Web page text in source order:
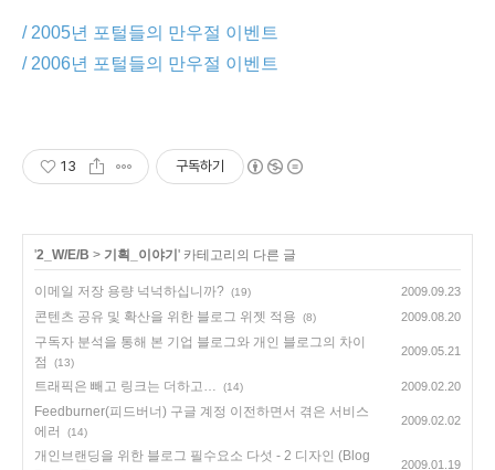
/ 2005년 포털들의 만우절 이벤트
/ 2006년 포털들의 만우절 이벤트
13 구독하기
'2_W/E/B > 기획_이야기' 카테고리의 다른 글
이메일 저장 용량 넉넉하십니까? (19) 2009.09.23
콘텐츠 공유 및 확산을 위한 블로그 위젯 적용 (8) 2009.08.20
구독자 분석을 통해 본 기업 블로그와 개인 블로그의 차이
점
(13)
2009.05.21
트래픽은 빼고 링크는 더하고… (14) 2009.02.20
Feedburner(피드버너) 구글 계정 이전하면서 겪은 서비스
에러
(14)
2009.02.02
개인브랜딩을 위한 블로그 필수요소 다섯 - 2 디자인 (Blog
2009.01.19